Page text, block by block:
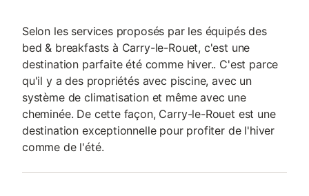
Selon les services proposés par les équipés des
bed & breakfasts à Carry-le-Rouet, c'est une
destination parfaite été comme hiver.. C'est parce
qu'il y a des propriétés avec piscine, avec un
système de climatisation et même avec une
cheminée. De cette façon, Carry-le-Rouet est une
destination exceptionnelle pour profiter de l'hiver
comme de l'été.